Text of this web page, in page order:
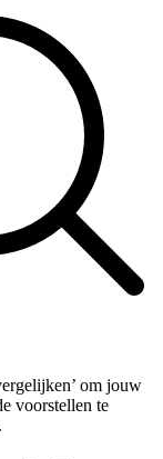
om jouw
voorstellen te